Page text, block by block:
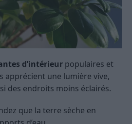
d’intérieur populaires et
apprécient une lumière vive,
des endroits moins éclairés.
que la terre sèche en